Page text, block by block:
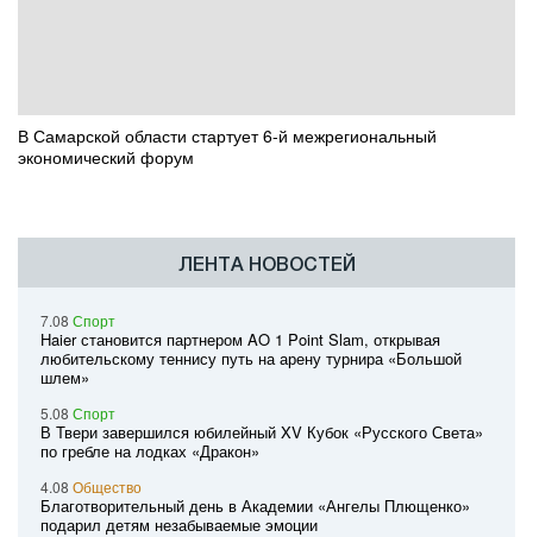
В Самарской области стартует 6-й межрегиональный
экономический форум
ЛЕНТА НОВОСТЕЙ
7.08 Спорт
Haier становится партнером AO 1 Point Slam, открывая
любительскому теннису путь на арену турнира «Большой
шлем»
5.08 Спорт
В Твери завершился юбилейный XV Кубок «Русского Света»
по гребле на лодках «Дракон»
4.08 Общество
Благотворительный день в Академии «Ангелы Плющенко»
подарил детям незабываемые эмоции